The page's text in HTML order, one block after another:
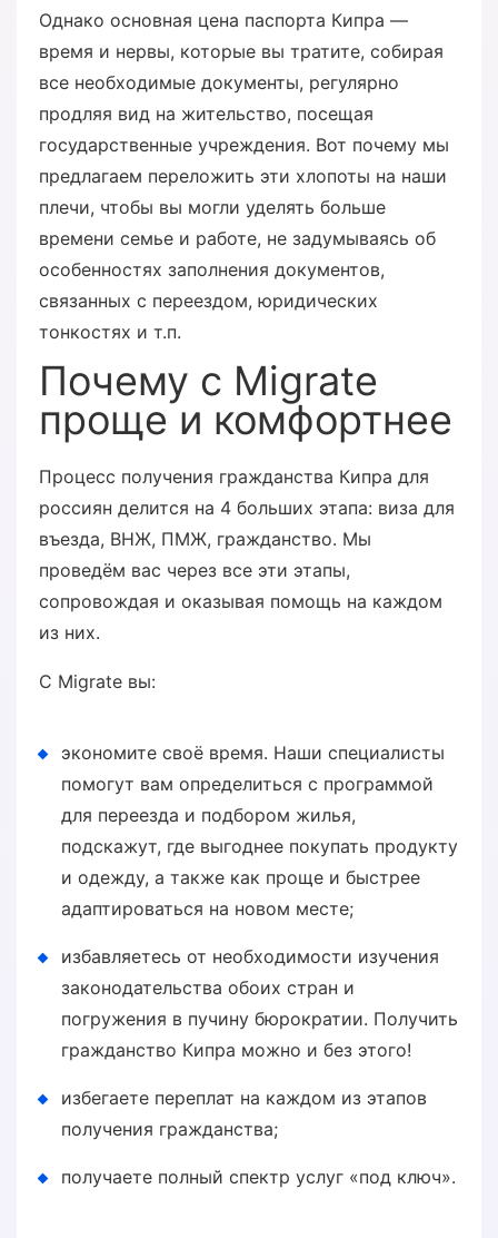
Однако основная цена паспорта Кипра —
время и нервы, которые вы тратите, собирая
все необходимые документы, регулярно
продляя вид на жительство, посещая
государственные учреждения. Вот почему мы
предлагаем переложить эти хлопоты на наши
плечи, чтобы вы могли уделять больше
времени семье и работе, не задумываясь об
особенностях заполнения документов,
связанных с переездом, юридических
тонкостях и т.п.
Почему с Migrate
проще и комфортнее
Процесс получения гражданства Кипра для
россиян делится на 4 больших этапа: виза для
въезда, ВНЖ, ПМЖ, гражданство. Мы
проведём вас через все эти этапы,
сопровождая и оказывая помощь на каждом
из них.
С Migrate вы:
экономите своё время. Наши специалисты
помогут вам определиться с программой
для переезда и подбором жилья,
подскажут, где выгоднее покупать продукту
и одежду, а также как проще и быстрее
адаптироваться на новом месте;
избавляетесь от необходимости изучения
законодательства обоих стран и
погружения в пучину бюрократии. Получить
гражданство Кипра можно и без этого!
избегаете переплат на каждом из этапов
получения гражданства;
получаете полный спектр услуг «под ключ».